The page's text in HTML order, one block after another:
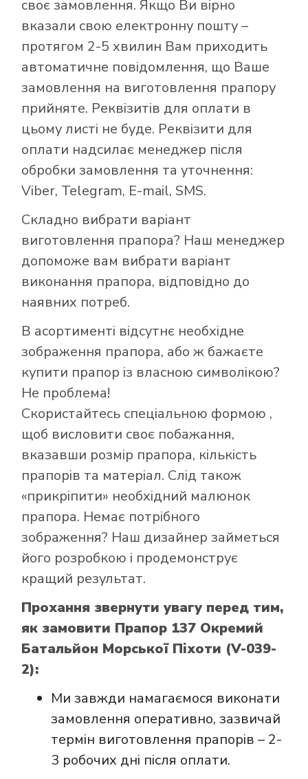
своє замовлення. Якщо Ви вірно
вказали свою електронну пошту –
протягом 2-5 хвилин Вам приходить
автоматичне повідомлення, що Ваше
замовлення на виготовлення прапору
прийняте. Реквізитів для оплати в
цьому листі не буде. Реквізити для
оплати надсилає менеджер після
обробки замовлення та уточнення:
Viber, Telegram, E-mail, SMS.
Складно вибрати варіант
виготовлення прапора? Наш менеджер
допоможе вам вибрати варіант
виконання прапора, відповідно до
наявних потреб.
В асортименті відсутнє необхідне
зображення прапора, або ж бажаєте
купити прапор із власною символікою?
Не проблема!
Скористайтесь спеціальною формою ,
щоб висловити своє побажання,
вказавши розмір прапора, кількість
прапорів та матеріал. Слід також
«прикріпити» необхідний малюнок
прапора. Немає потрібного
зображення? Наш дизайнер займеться
його розробкою і продемонструє
кращий результат.
Прохання звернути увагу перед тим,
як замовити Прапор 137 Окремий
Батальйон Морської Піхоти (V-039-
2):
Ми завжди намагаємося виконати
замовлення оперативно, зазвичай
термін виготовлення прапорів – 2-
3 робочих дні після оплати.
Як купити прапор
в інтернет-
магазині Лакор: